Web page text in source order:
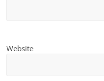
Website